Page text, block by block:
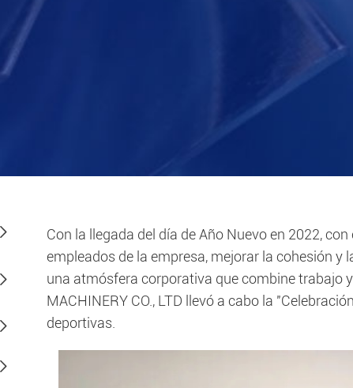




Con la llegada del día de Año Nuevo en 2022,
empleados de la empresa, mejorar la cohesión y
una atmósfera corporativa que combine trabajo y
MACHINERY CO., LTD llevó a cabo la
deportivas.